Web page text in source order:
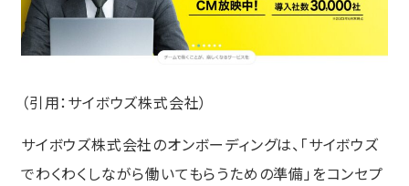
（引用：サイボウズ株式会社）
サイボウズ株式会社のオンボーディングは、「サイボウズ
でわくわくしながら働いてもらうための準備」をコンセプ